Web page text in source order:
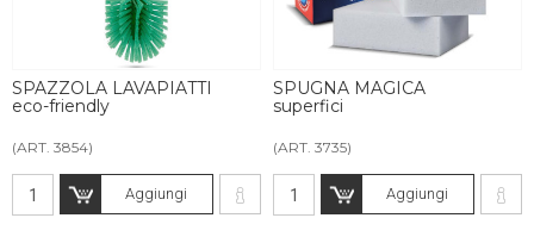
SPAZZOLA LAVAPIATTI
eco-friendly
(ART. 3854)
Aggiungi
SPUGNA MAGICA
superfici
(ART. 3735)
Aggiungi